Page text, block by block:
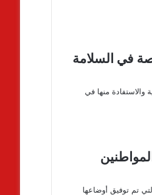
في السلامة
والاستفادة منها في
لتسكين المواطنين
بالأراضي التي تم توفيق أوضاعها